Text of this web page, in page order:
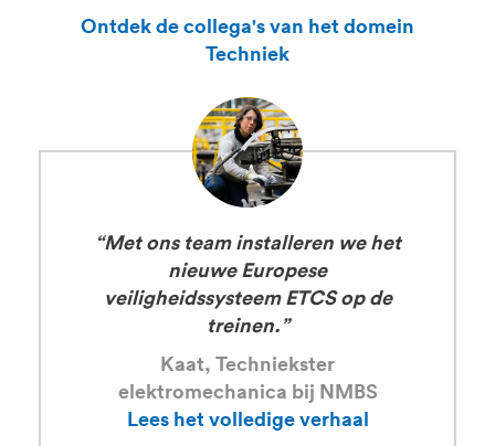
Ontdek de collega's van het domein
Techniek
“Met ons team installeren we het
nieuwe Europese
veiligheidssysteem ETCS op de
treinen.”
Kaat, Techniekster
elektromechanica bij NMBS
Lees het volledige verhaal